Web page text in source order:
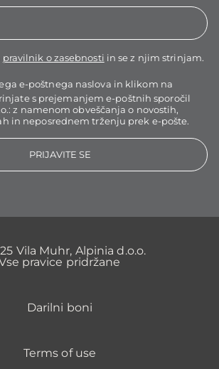
pravilnik o zasebnosti in se z njim strinjam.
e-poštnega naslova in klikom na
s prejemanjem e-poštnih sporočil
z namenom obveščanja o novostih,
in neposrednem trženju prek e-pošte.
PRIJAVITE SE
Vila Muhr, Alpinia d.o.o.
pravice pridržane
Darilni boni
Terms of use